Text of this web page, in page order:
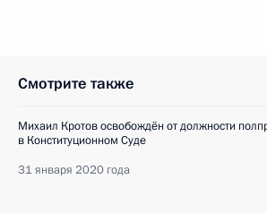
Смотрите также
Михаил Кротов освобождён от должности
в Конституционном Суде
31 января 2020 года